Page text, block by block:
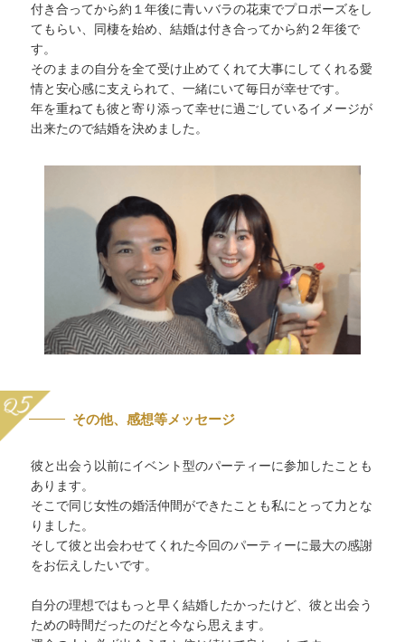
付き合ってから約１年後に青いバラの花束でプロポーズをし
てもらい、同棲を始め、結婚は付き合ってから約２年後で
す。
そのままの自分を全て受け止めてくれて大事にしてくれる愛
情と安心感に支えられて、一緒にいて毎日が幸せです。
年を重ねても彼と寄り添って幸せに過ごしているイメージが
出来たので結婚を決めました。
その他、感想等メッセージ
彼と出会う以前にイベント型のパーティーに参加したことも
あります。
そこで同じ女性の婚活仲間ができたことも私にとって力とな
りました。
そして彼と出会わせてくれた今回のパーティーに最大の感謝
をお伝えしたいです。
自分の理想ではもっと早く結婚したかったけど、彼と出会う
ための時間だったのだと今なら思えます。